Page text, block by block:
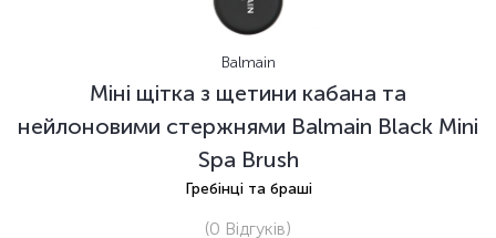
Balmain
Міні щітка з щетини кабана та
нейлоновими стержнями Balmain Black Mini
Spa Brush
Гребінці та браші
(0 Відгуків)